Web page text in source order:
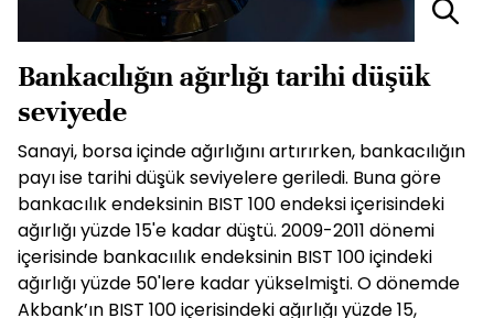
Bankacılığın ağırlığı tarihi düşük
seviyede
Sanayi, borsa içinde ağırlığını artırırken, bankacılığın
payı ise tarihi düşük seviyelere geriledi. Buna göre
bankacılık endeksinin BIST 100 endeksi içerisindeki
ağırlığı yüzde 15'e kadar düştü. 2009-2011 dönemi
içerisinde bankacıılık endeksinin BIST 100 içindeki
ağırlığı yüzde 50'lere kadar yükselmişti. O dönemde
Akbank’ın BIST 100 içerisindeki ağırlığı yüzde 15,